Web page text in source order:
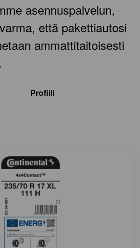
asennuspalvelun,
että pakettiautosi
ammattitaitoisesti
Profiili